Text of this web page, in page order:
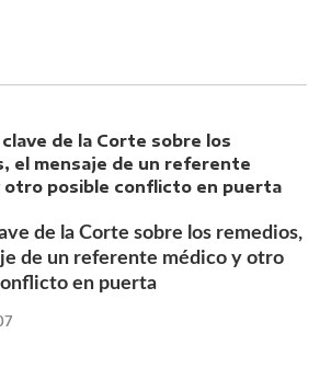
de la Corte sobre los remedios,
de un referente médico y otro
en puerta